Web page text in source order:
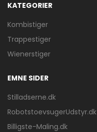
KATEGORIER
Kombistiger
Trappestiger
Wienerstiger
EMNE SIDER
Stilladserne.dk
RobotstoevsugerUdstyr.dk
Billigste-Maling.dk